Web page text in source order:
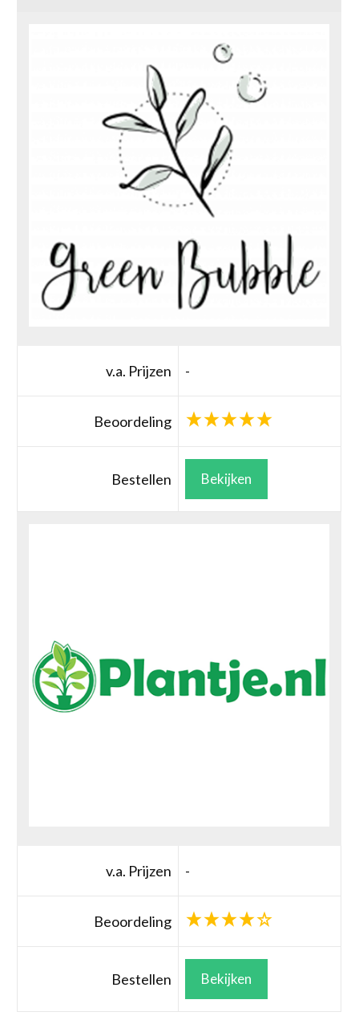
v.a. Prijzen -
Beoordeling
Bestellen Bekijken
v.a. Prijzen -
Beoordeling
Bestellen Bekijken